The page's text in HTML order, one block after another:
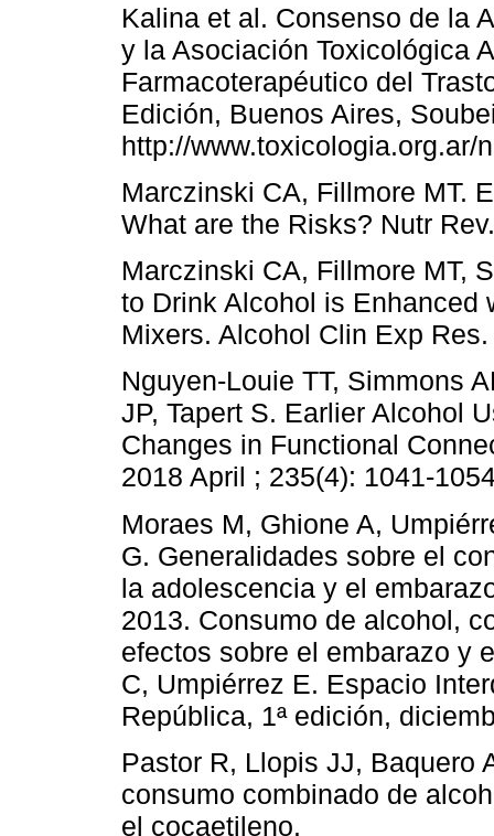
Kalina et al. Consenso de la
y la Asociación Toxicológica
Farmacoterapéutico del
Edición, Buenos Aires,
http://www.toxicologia.org.ar/
Marczinski CA, Fillmore MT.
What are the Risks? Nutr
Marczinski CA, Fillmore MT,
to Drink Alcohol is Enhanced
Mixers. Alcohol Clin Exp
Nguyen-Louie TT, Simmons
JP, Tapert S. Earlier Alcohol
Changes in Functional
2018 April ; 235(4): 1041-
Moraes M, Ghione A,
G. Generalidades sobre el
la adolescencia y el
2013. Consumo de alcohol,
efectos sobre el embarazo y
C, Umpiérrez E. Espacio
República, 1ª edición,
Pastor R, Llopis JJ, Baquero
consumo combinado de
el cocaetileno.